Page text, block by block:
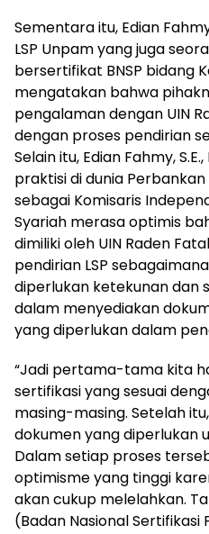
Sementara itu, Edian
LSP Unpam yang juga
bersertifikat BNSP bidang
mengatakan bahwa
pengalaman dengan UIN
dengan proses pendirian
Selain itu, Edian Fahmy,
praktisi di dunia
sebagai Komisaris
Syariah merasa optimis
dimiliki oleh UIN Raden
pendirian LSP
diperlukan ketekunan dan
dalam menyediakan
yang diperlukan dalam
“Jadi pertama-tama kita
sertifikasi yang sesuai
masing-masing. Setelah
dokumen yang diperlukan
Dalam setiap proses
optimisme yang tinggi
akan cukup melelahkan.
(Badan Nasional